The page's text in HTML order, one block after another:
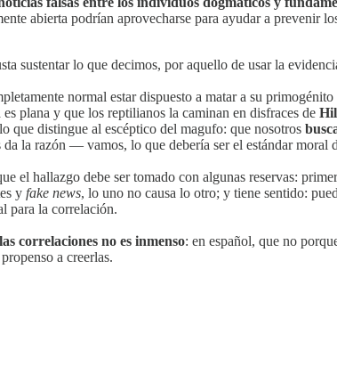
abierta podrían aprovecharse para ayudar a prevenir
sustentar lo que decimos, por aquello de usar la
normal estar dispuesto a matar a su
plana y que los reptilianos la caminan en disfraces de
que distingue al escéptico del magufo: que nosotros
la razón — vamos, lo que debería ser el estándar
el hallazgo debe ser tomado con algunas reservas:
y fake news, lo uno no causa lo otro; y tiene sentido:
para la correlación.
correlaciones no es inmenso: en español, que no
a creerlas.